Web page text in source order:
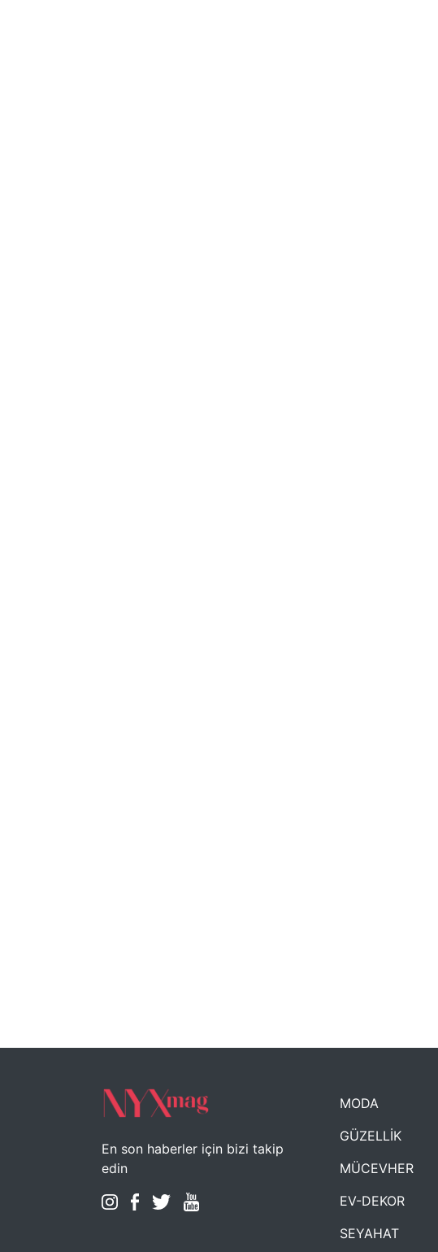
En son haberler için bizi takip
edin
MODA
GÜZELLİK
MÜCEVHER
EV-DEKOR
SEYAHAT